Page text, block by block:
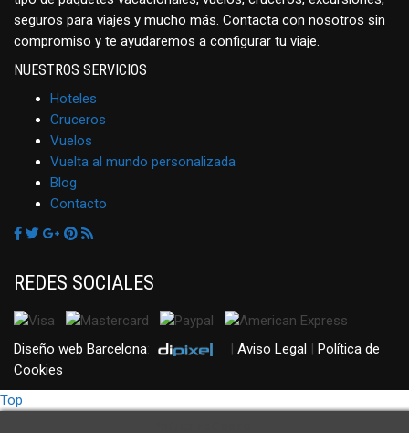
seguros para viajes y mucho más. Contacta con nosotros sin
compromiso y te ayudaremos a configurar tu viaje.
NUESTROS SERVICIOS
Hoteles
Cruceros
Vuelos
Vuelta al mundo personalizada
Blog
Contacto
REDES SOCIALES
Diseño web Barcelona: | Aviso Legal | Política de
Cookies
Top